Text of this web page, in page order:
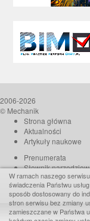
2006-2026
© Mechanik
Strona główna
Aktualności
Artykuły naukowe
Prenumerata
Słownik
O czasopiśmie
Reklama
Kontakt
W ramach naszego
świadczenia Państwu
sposób dostosowany do
stron serwisu bez zmiany
zamieszczane w Państwa